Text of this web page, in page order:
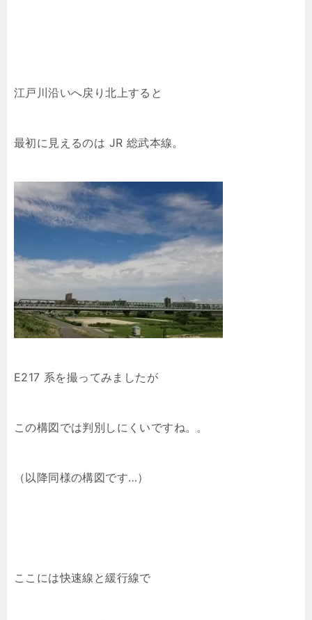
江戸川沿いへ戻り北上すると
最初に見えるのは JR 総武本線。
E217 系を撮ってみましたが
この構図では判別しにくいですね。。
（以降同様の構図です…）
ここには快速線と緩行線で